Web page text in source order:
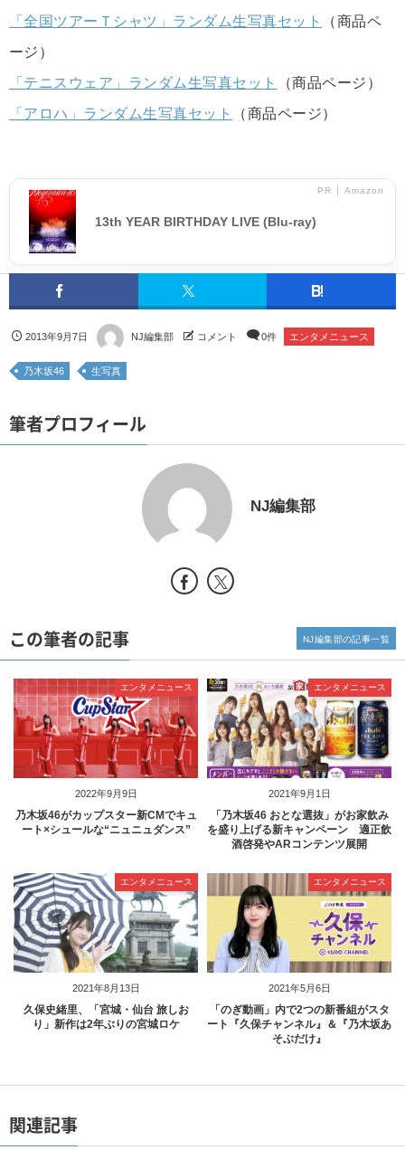
「全国ツアーＴシャツ」ランダム生写真セット
（商品ペ
ージ）
「テニスウェア」ランダム生写真セット
（商品ページ）
「アロハ」ランダム生写真セット
（商品ページ）
PR │ Amazon
13th YEAR BIRTHDAY LIVE (Blu-ray)
2013年9月7日 NJ編集部 コメント 0件 エンタメニュース
乃木坂46 生写真
筆者プロフィール
NJ編集部
この筆者の記事
2022年9月9日
エンタメニュース
乃木坂46がカップスター新CMでキュ
ート×シュールな“ニュニュダンス”
2021年9月1日
エンタメニュース
「乃木坂46 おとな選抜」がお家飲み
を盛り上げる新キャンペーン 適正飲
酒啓発やARコンテンツ展開
2021年8月13日
エンタメニュース
久保史緒里、「宮城・仙台 旅しお
り」新作は2年ぶりの宮城ロケ
2021年5月6日
エンタメニュース
「のぎ動画」内で2つの新番組がスタ
ート『久保チャンネル』＆『乃木坂あ
そぶだけ』
NJ編集部の記事一覧
関連記事